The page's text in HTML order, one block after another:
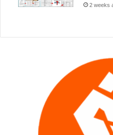
2 weeks